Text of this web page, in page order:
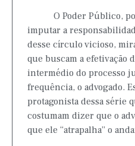
O Poder Público, por
imputar a
desse círculo vicioso,
que buscam a efetivação
intermédio do processo
frequência, o advogado.
protagonista dessa série
costumam dizer que o
que ele “atrapalha” o